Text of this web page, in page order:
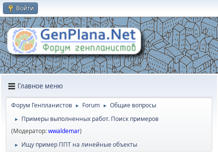
Войти
Главное меню
Форум Генпланистов ► Forum ► Общие вопросы
►
Примеры выполненных работ. Поиск примеров
(Модератор:wwaldemar)
► Ищу пример ППТ на линейные объекты